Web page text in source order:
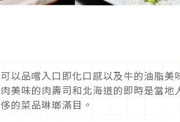
以品嚐入口即化口感以及牛的油脂
美味的肉壽司和北海道的即時是當
的菜品琳瑯滿目。